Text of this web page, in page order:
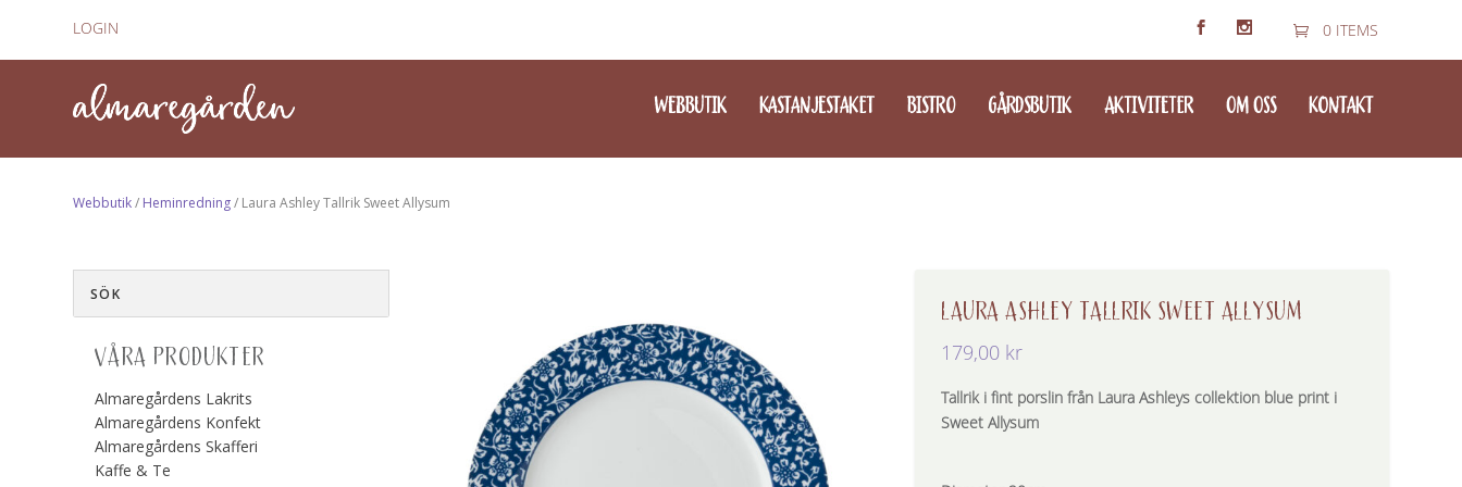
LOGIN 0 ITEMS
WEBBUTIK KASTANJESTAKET BISTRO GÅRDSBUTIK AKTIVITETER OM OSS KONTAKT
Webbutik/ Heminredning/ Laura Ashley Tallrik Sweet Allysum
LAURA ASHLEY TALLRIK SWEET ALLYSUM
179,00 kr
Tallrik i fint porslin från Laura Ashleys collektion blue print i
Sweet Allysum
VÅRA PRODUKTER
Almaregårdens Lakrits
Almaregårdens Konfekt
Almaregårdens Skafferi
Kaffe & Te